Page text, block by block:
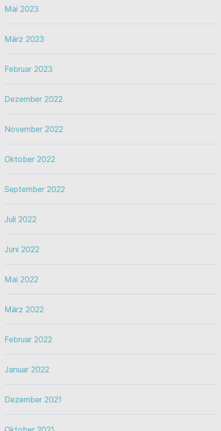
Mai 2023
März 2023
Februar 2023
Dezember 2022
November 2022
Oktober 2022
September 2022
Juli 2022
Juni 2022
Mai 2022
März 2022
Februar 2022
Januar 2022
Dezember 2021